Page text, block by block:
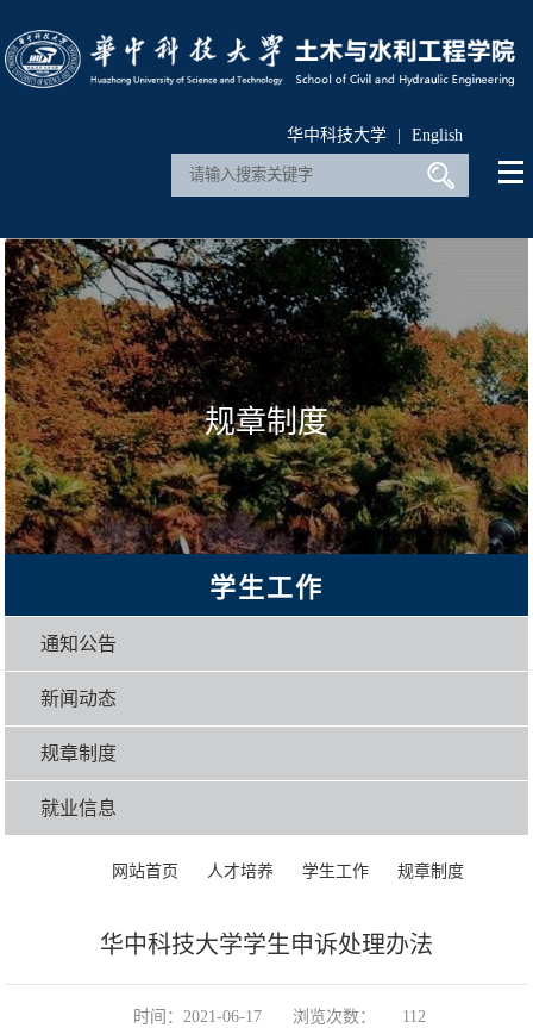
华中科技大学 | English
规章制度
学生工作
通知公告
新闻动态
规章制度
就业信息
网站首页 人才培养 学生工作 规章制度
华中科技大学学生申诉处理办法
时间：2021-06-17 浏览次数： 112